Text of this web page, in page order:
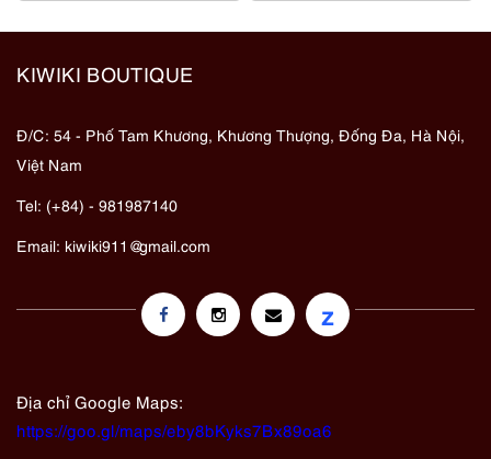
KIWIKI BOUTIQUE
Đ/C: 54 - Phố Tam Khương, Khương Thượng, Đống Đa, Hà Nội,
Việt Nam
Tel: (+84) - 981987140
Email: kiwiki911@gmail.com
z
Địa chỉ Google Maps:
https://goo.gl/maps/eby8bKyks7Bx89oa6